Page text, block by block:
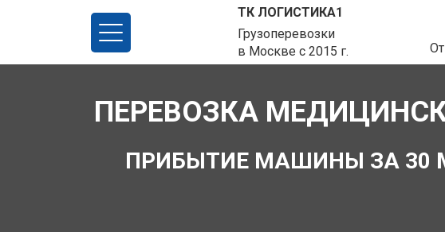
ТК ЛОГИСТИКА1
Грузоперевозки
в Москве с 2015 г.
ПЕРЕВОЗКА
ПРИБЫТИЕ МАШИНЫ ЗА 30